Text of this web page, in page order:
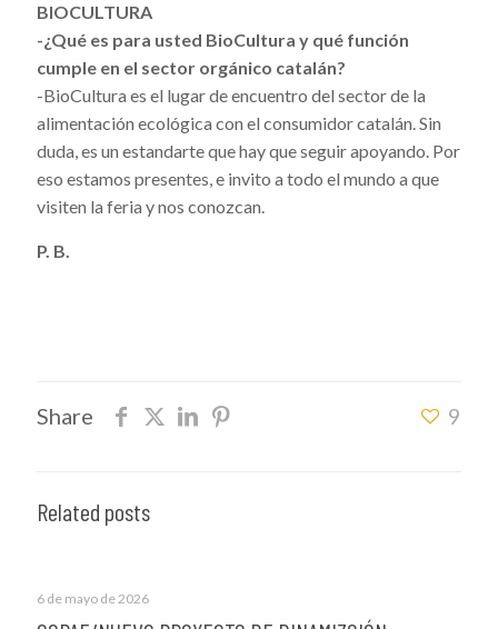
BIOCULTURA
-¿Qué es para usted BioCultura y qué función
cumple en el sector orgánico catalán?
-BioCultura es el lugar de encuentro del sector de la
alimentación ecológica con el consumidor catalán. Sin
duda, es un estandarte que hay que seguir apoyando. Por
eso estamos presentes, e invito a todo el mundo a que
visiten la feria y nos conozcan.
P. B.
Share 9
Related posts
6 de mayo de 2026